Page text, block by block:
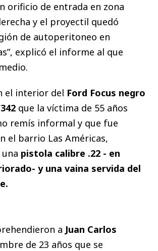
orificio de entrada en zona
y el proyectil quedó
de autoperitoneo en
explicó el informe al que
el interior del Ford Focus negro
que la víctima de 55 años
remís informal y que fue
el barrio Las Américas,
pistola calibre .22 - en
y una vaina servida del
a Juan Carlos
de 23 años que se